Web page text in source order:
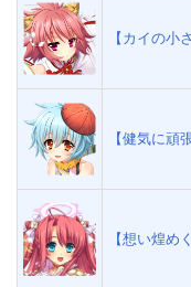
【カイの小
【健気に頑
【想い煌め